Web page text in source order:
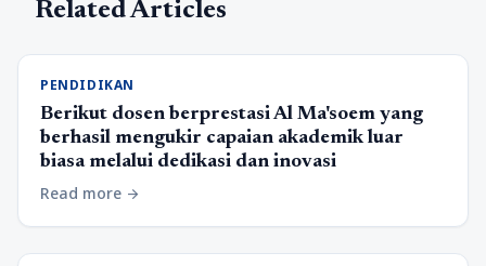
Related Articles
PENDIDIKAN
Berikut dosen berprestasi Al Ma'soem yang
berhasil mengukir capaian akademik luar
biasa melalui dedikasi dan inovasi
Read more arrow_forward